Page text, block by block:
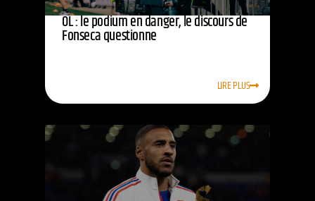
OL : le podium en danger, le discours de
Fonseca questionne
LIRE PLUS